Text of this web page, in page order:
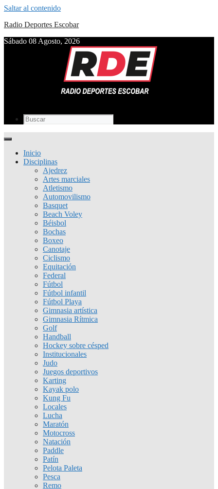
Saltar al contenido
Radio Deportes Escobar
Sábado 08 Agosto, 2026
Inicio
Disciplinas
Ajedrez
Artes marciales
Atletismo
Automovilismo
Basquet
Beach Voley
Béisbol
Bochas
Boxeo
Canotaje
Ciclismo
Equitación
Federal
Fútbol
Fútbol infantil
Fútbol Playa
Gimnasia artística
Gimnasia Rítmica
Golf
Handball
Hockey sobre césped
Institucionales
Judo
Juegos deportivos
Karting
Kayak polo
Kung Fu
Locales
Lucha
Maratón
Motocross
Natación
Paddle
Patín
Pelota Paleta
Pesca
Remo